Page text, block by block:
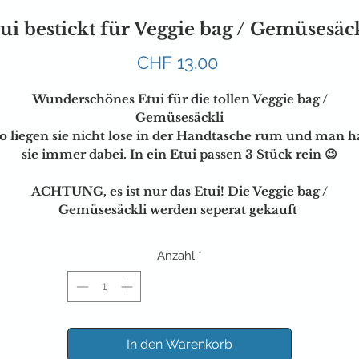
bestickt für Veggie bag /
CHF 13.00Preis
Wunderschönes Etui für die tollen Veggie bag /
Gemüsesäckli
liegen sie nicht lose in der Handtasche rum und man
sie immer dabei. In ein Etui passen 3 Stück rein 😉
ACHTUNG, es ist nur das Etui! Die Veggie bag /
Gemüsesäckli werden seperat gekauft
Anzahl *
In den Warenkorb